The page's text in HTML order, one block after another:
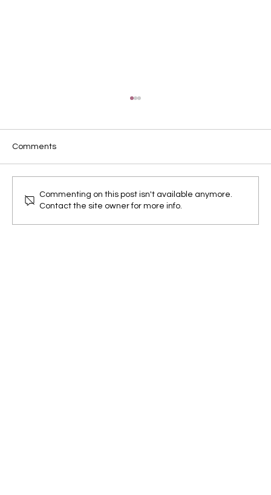
貓鬚係主子的情緒指標？
Comments
Commenting on this post isn't available anymore.
Contact the site owner for more info.